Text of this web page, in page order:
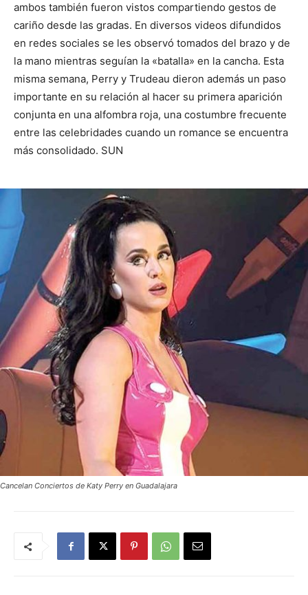
ambos también fueron vistos compartiendo gestos de
cariño desde las gradas. En diversos videos difundidos
en redes sociales se les observó tomados del brazo y de
la mano mientras seguían la «batalla» en la cancha. Esta
misma semana, Perry y Trudeau dieron además un paso
importante en su relación al hacer su primera aparición
conjunta en una alfombra roja, una costumbre frecuente
entre las celebridades cuando un romance se encuentra
más consolidado. SUN
Cancelan Conciertos de Katy Perry en Guadalajara